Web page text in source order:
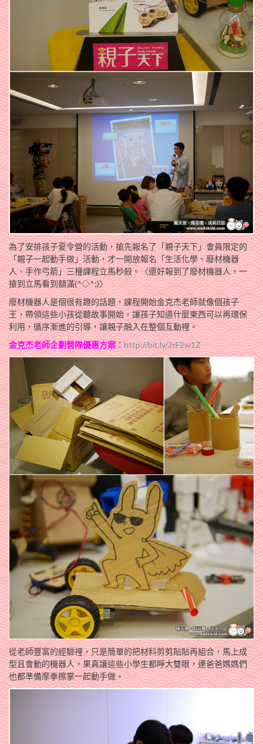
為了安排孩子夏令營的活動，搶先報名了「親子天下」會員限定的
「親子一起動手做」活動，才一開放報名「生活化學、廢材機器
人、手作弓箭」三種課程立馬秒殺。〈還好報到了廢材機器人，一
搶到立馬看到額滿(^◇^;)〉
廢材機器人是個很有趣的話題，課程開始金克杰老師就像個孩子
王，帶領這些小孩從聽故事開始，讓孩子知道什麼東西可以再環保
利用，循序漸進的引導，讓親子融入在整個互動裡。
金克杰老師企劃營隊優惠方案：http://bit.ly/2rF2w1Z
從老師豐富的經驗裡，只是簡單的把材料剪剪貼貼再組合，馬上成
型且會動的機器人，果真讓這些小學生都睜大雙眼，連爸爸媽媽們
也都準備摩拳擦掌一起動手做。